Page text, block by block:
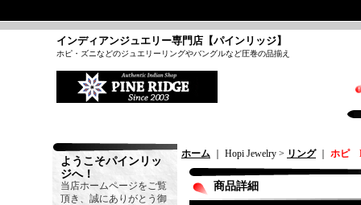
インディアンジュエリー専門店【パインリッジ】
ホピ・ズニなどのジュエリーリングやバングルなど圧巻の品揃え
ようこそパインリッ
ジへ！
当店ホームページをご覧
頂き、誠にありがとう御
ホーム ｜ Hopi Jewelry > リング｜ ホピ
商品詳細